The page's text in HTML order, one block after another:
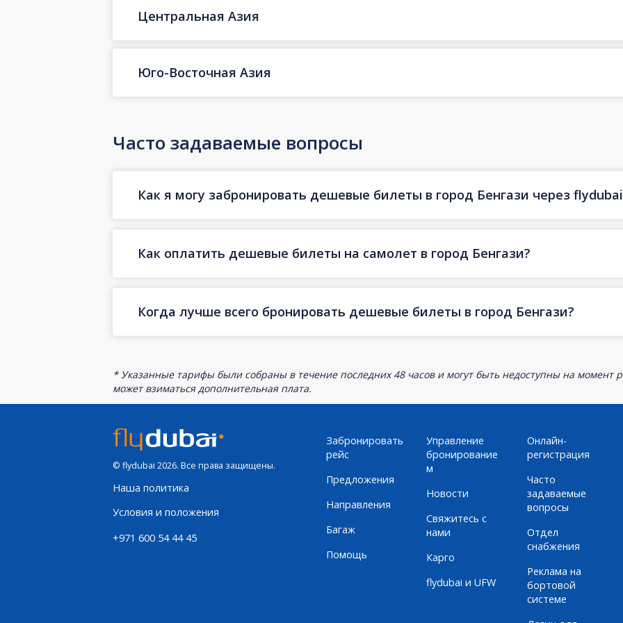
Центральная Азия
Юго-Восточная Азия
Часто задаваемые вопросы
Как я могу забронировать дешевые билеты в город Бенгази через
Как оплатить дешевые билеты на самолет в город Бенгази?
Когда лучше всего бронировать дешевые билеты в город Бенгази?
* Указанные тарифы были собраны в течение последних 48 часов и могут быть недоступны на момент
может взиматься дополнительная плата.
© flydubai 2026. Все права защищены.
Наша политика
Условия и положения
+971 600 54 44 45
Забронировать
рейс
Предложения
Направления
Багаж
Помощь
Управление
бронирование
м
Новости
Свяжитесь с
нами
Карго
flydubai и UFW
Онлайн-
регистрация
Часто
задаваемые
вопросы
Отдел
снабжения
Реклама на
бортовой
системе